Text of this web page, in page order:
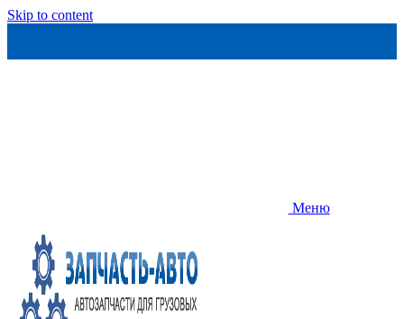
Skip to content
Меню